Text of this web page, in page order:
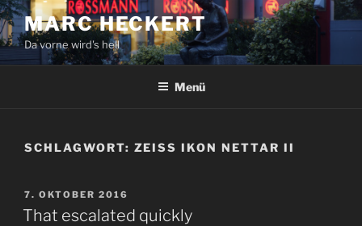
Zum
Inhalt
springen
MARC HECKERT
Da vorne wird's hell
Menü
SCHLAGWORT: ZEISS IKON NETTAR II
VERÖFFENTLICHT
AM
7. OKTOBER 2016
That escalated quickly